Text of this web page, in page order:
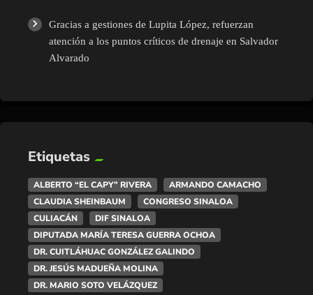
Gracias a gestiones de Lupita López, refuerzan
atención a los puntos críticos de drenaje en Salvador
Alvarado
Etiquetas
ALBERTO “EL CAPY” RIVERA
ARMANDO CAMACHO
CLAUDIA SHEINBAUM
CONGRESO SINALOA
CULIACÁN
DIF SINALOA
DIPUTADA MARÍA TERESA GUERRA OCHOA
DR. CUITLÁHUAC GONZÁLEZ GALINDO
DR. JESÚS MADUEÑA MOLINA
DR. MARIO SOTO VELÁZQUEZ